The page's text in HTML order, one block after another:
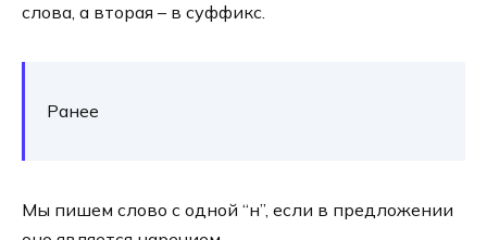
слова, а вторая – в суффикс.
Ранее
Мы пишем слово с одной “н”, если в предложении